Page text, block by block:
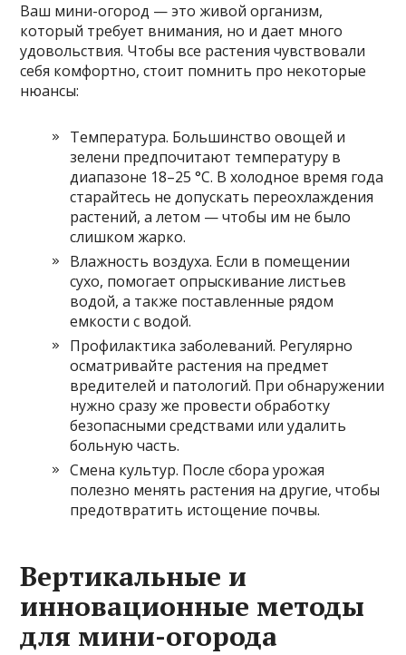
Ваш мини-огород — это живой организм,
который требует внимания, но и дает много
удовольствия. Чтобы все растения чувствовали
себя комфортно, стоит помнить про некоторые
нюансы:
Температура. Большинство овощей и
зелени предпочитают температуру в
диапазоне 18–25 °C. В холодное время года
старайтесь не допускать переохлаждения
растений, а летом — чтобы им не было
слишком жарко.
Влажность воздуха. Если в помещении
сухо, помогает опрыскивание листьев
водой, а также поставленные рядом
емкости с водой.
Профилактика заболеваний. Регулярно
осматривайте растения на предмет
вредителей и патологий. При обнаружении
нужно сразу же провести обработку
безопасными средствами или удалить
больную часть.
Смена культур. После сбора урожая
полезно менять растения на другие, чтобы
предотвратить истощение почвы.
Вертикальные и
инновационные методы
для мини-огорода